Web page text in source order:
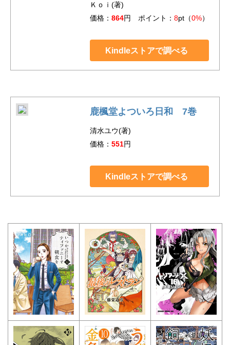
Ｋｏｉ(著)
価格： 864円 ポイント： 8pt（0%）
Kindleストアで調べる
鹿楓堂よついろ日和 7巻
清水ユウ(著)
価格： 551円
Kindleストアで調べる